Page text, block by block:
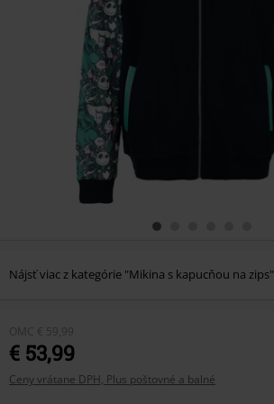
Nájsť viac z kategórie "Mikina s kapucňou na zips"
OMC € 59,99
€ 53,99
Ceny vrátane DPH, Plus poštovné a balné